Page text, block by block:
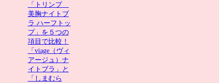
「トリンプ
美胸ナイトブ
ラ ハーフトッ
プ」を５つの
項目で比較！
「viage（ヴィ
アージュ）ナ
イトブラ」と
「しまむら